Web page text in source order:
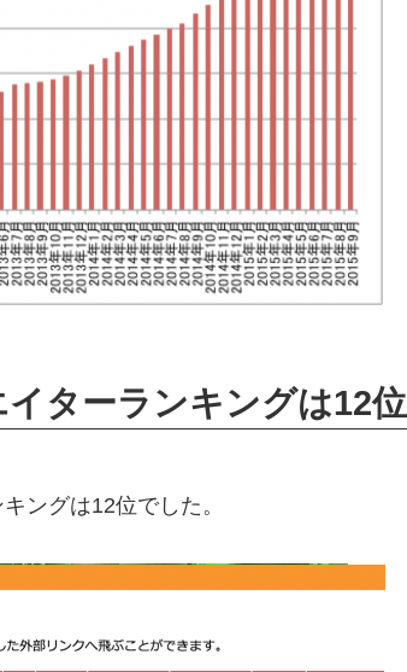
ターランキングは12位
ングは12位でした。